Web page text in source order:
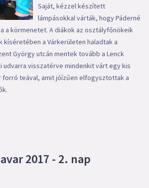
Saját, kézzel készített
lámpásokkal várták, hogy Páderné
a körmenetet. A diákok az osztályfőnökeik
a Várkerületen haladtak a
György utcán mentek tovább a Lenck
udvarra visszatérve mindenkit várt egy kis
forró teával, amit jóízűen elfogysztottak a
2017 - 2. nap